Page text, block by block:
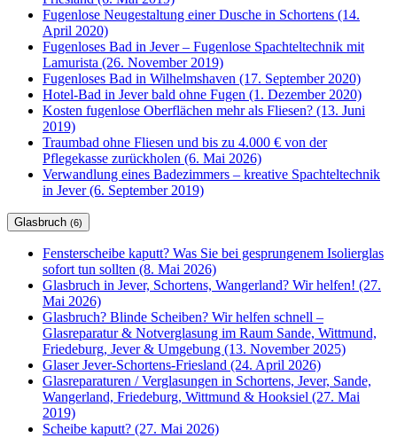
Fugenlose Neugestaltung einer Dusche in Schortens (14.
April 2020)
Fugenloses Bad in Jever – Fugenlose Spachteltechnik mit
Lamurista (26. November 2019)
Fugenloses Bad in Wilhelmshaven (17. September 2020)
Hotel-Bad in Jever bald ohne Fugen (1. Dezember 2020)
Kosten fugenlose Oberflächen mehr als Fliesen? (13. Juni
2019)
Traumbad ohne Fliesen und bis zu 4.000 € von der
Pflegekasse zurückholen (6. Mai 2026)
Verwandlung eines Badezimmers – kreative Spachteltechnik
in Jever (6. September 2019)
Glasbruch (6)
Fensterscheibe kaputt? Was Sie bei gesprungenem Isolierglas
sofort tun sollten (8. Mai 2026)
Glasbruch in Jever, Schortens, Wangerland? Wir helfen! (27.
Mai 2026)
Glasbruch? Blinde Scheiben? Wir helfen schnell –
Glasreparatur & Notverglasung im Raum Sande, Wittmund,
Friedeburg, Jever & Umgebung (13. November 2025)
Glaser Jever-Schortens-Friesland (24. April 2026)
Glasreparaturen / Verglasungen in Schortens, Jever, Sande,
Wangerland, Friedeburg, Wittmund & Hooksiel (27. Mai
2019)
Scheibe kaputt? (27. Mai 2026)